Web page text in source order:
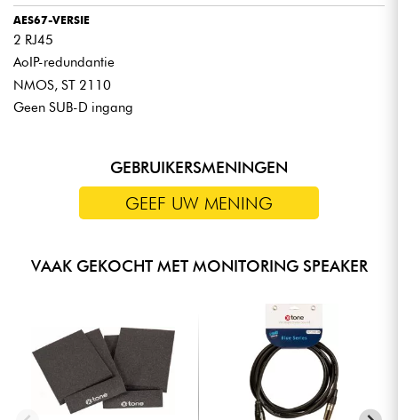
AES67-VERSIE
2 RJ45
AoIP-redundantie
NMOS, ST 2110
Geen SUB-D ingang
GEBRUIKERSMENINGEN
GEEF UW MENING
VAAK GEKOCHT MET MONITORING SPEAKER